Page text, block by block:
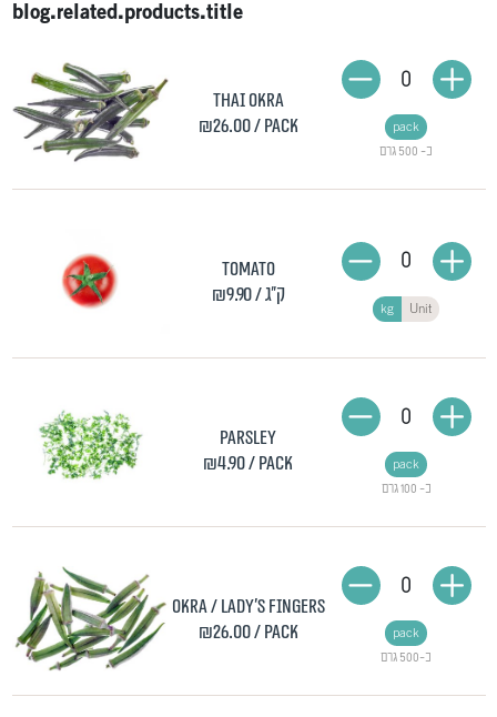
blog.related.products.title
Thai okra
₪26.00/ pack
כ- 500 גרם
pack
0
Tomato
₪9.90 / ק"ג
kg Unit
0
Parsley
₪4.90/ pack
כ- 100 גרם
pack
0
Okra / Lady's fingers
₪26.00/ pack
כ-500 גרם
pack
0